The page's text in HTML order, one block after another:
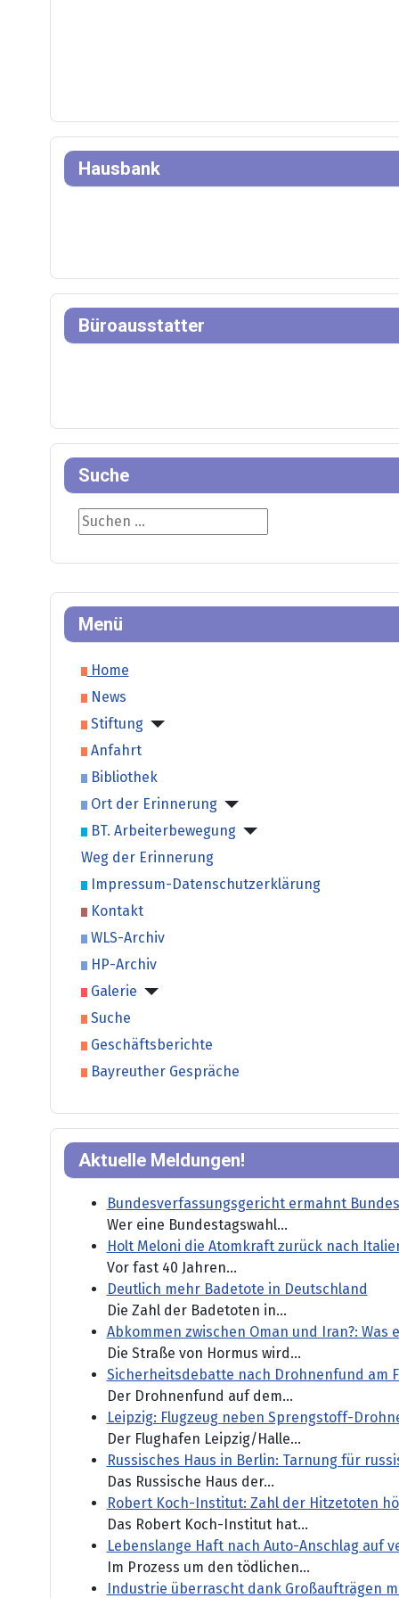
Menü
Home
News
Stiftung
Anfahrt
Bibliothek
Ort der Erinnerung
BT. Arbeiterbewegung
Weg der Erinnerung
Impressum-Datenschutzerklärung
Kontakt
WLS-Archiv
HP-Archiv
Galerie
Suche
Geschäftsberichte
Bayreuther Gespräche
Aktuelle Meldungen!
Bundesverfassungsgericht ermahnt
Wer eine Bundestagswahl...
Holt Meloni die Atomkraft zurück nach
Vor fast 40 Jahren...
Deutlich mehr Badetote in Deutschland
Die Zahl der Badetoten in...
Abkommen zwischen Oman und Iran?:
Die Straße von Hormus wird...
Sicherheitsdebatte nach Drohnenfund am
Der Drohnenfund auf dem...
Leipzig: Flugzeug neben Sprengstoff-
Der Flughafen Leipzig/Halle...
Russisches Haus in Berlin: Tarnung für
Das Russische Haus der...
Robert Koch-Institut: Zahl der Hitzetoten
Das Robert Koch-Institut hat...
Lebenslange Haft nach Auto-Anschlag auf
Im Prozess um den tödlichen...
Industrie überrascht dank Großaufträgen
Hausbank
Büroausstatter
Suche
Suche